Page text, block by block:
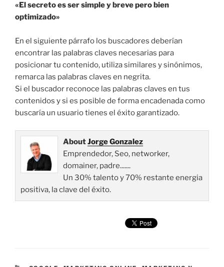
«El secreto es ser simple y breve pero bien
optimizado»
En el siguiente párrafo los buscadores deberían
encontrar las palabras claves necesarias para
posicionar tu contenido, utiliza similares y sinónimos,
remarca las palabras claves en negrita.
Si el buscador reconoce las palabras claves en tus
contenidos y si es posible de forma encadenada como
buscaría un usuario tienes el éxito garantizado.
AboutJorge Gonzalez
Emprendedor, Seo, networker,
domainer, padre.......
Un 30% talento y 70% restante energia
positiva, la clave del éxito.